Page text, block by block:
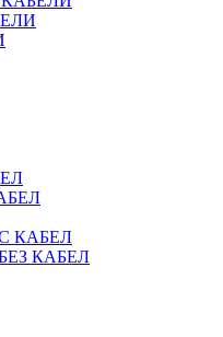
КАБЕЛ
КАБЕЛ